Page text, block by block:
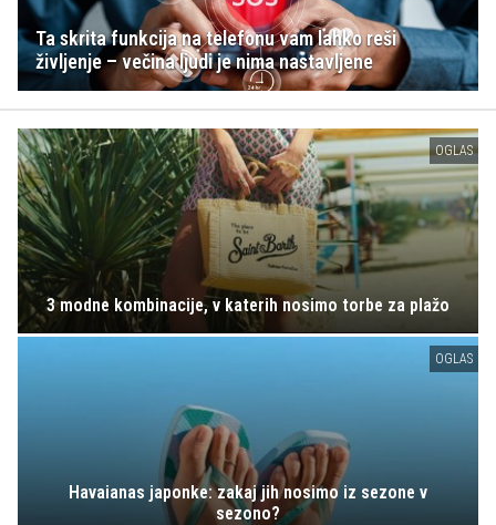
Ta skrita funkcija na telefonu vam lahko reši
življenje – večina ljudi je nima nastavljene
OGLAS
3 modne kombinacije, v katerih nosimo torbe za plažo
OGLAS
Havaianas japonke: zakaj jih nosimo iz sezone v
sezono?